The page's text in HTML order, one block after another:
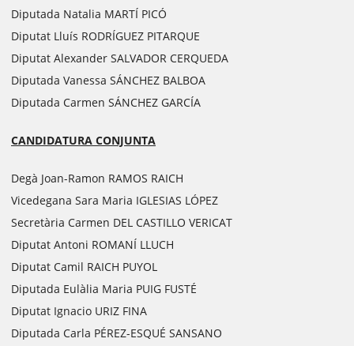
Diputada Natalia MARTÍ PICÓ
Diputat Lluís RODRÍGUEZ PITARQUE
Diputat Alexander SALVADOR CERQUEDA
Diputada Vanessa SÁNCHEZ BALBOA
Diputada Carmen SÁNCHEZ GARCÍA
CANDIDATURA CONJUNTA
Degà Joan-Ramon RAMOS RAICH
Vicedegana Sara Maria IGLESIAS LÓPEZ
Secretària Carmen DEL CASTILLO VERICAT
Diputat Antoni ROMANÍ LLUCH
Diputat Camil RAICH PUYOL
Diputada Eulàlia Maria PUIG FUSTÉ
Diputat Ignacio URIZ FINA
Diputada Carla PÉREZ-ESQUÉ SANSANO